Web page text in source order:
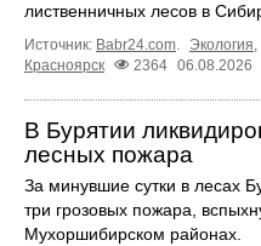
лиственничных лесов в
Источник: Babr24.com. Экология,
Красноярск
2364 06.08.2026
В Бурятии
лесных пожара
За минувшие сутки в лесах
три грозовых пожара,
Мухоршибирском районах.